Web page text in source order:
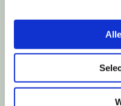
doelen stellen. Hier kan ik
een volgende stap te
heerlijk om nog twee
fotoboek te maken (of
herinnering en het
en als ik het echt niet kan